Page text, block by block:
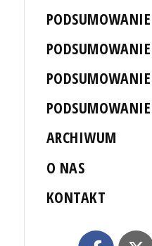
ARCHIWUM
O NAS
KONTAKT